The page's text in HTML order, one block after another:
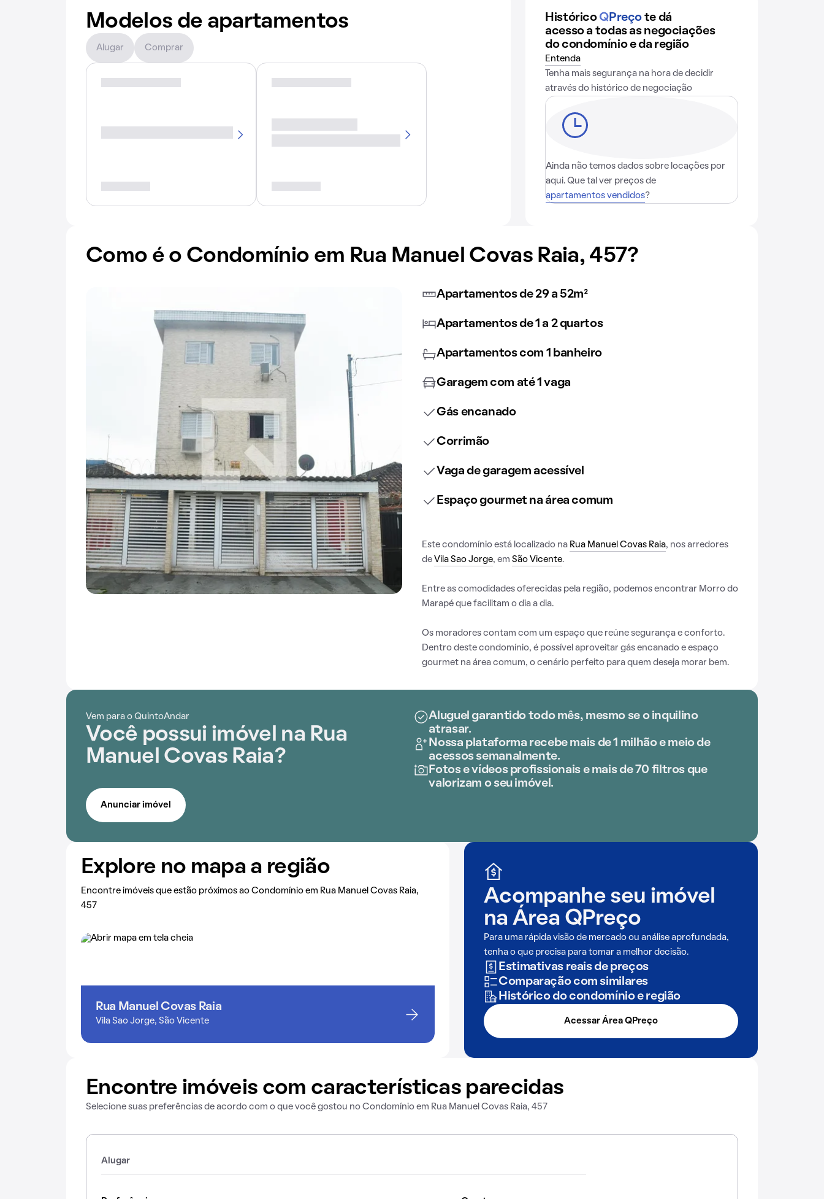
Modelos de apartamentos
Alugar Comprar
Histórico QPreço te dá
acesso a todas as negociações
do condomínio e da região
Entenda
Tenha mais segurança na hora de decidir
através do histórico de negociação
Ainda não temos dados sobre locações por
aqui. Que tal ver preços de
apartamentos vendidos?
Como é o Condomínio em Rua Manuel Covas Raia, 457?
Apartamentos de 29 a 52m²
Apartamentos de 1 a 2 quartos
Apartamentos com 1 banheiro
Garagem com até 1 vaga
Gás encanado
Corrimão
Vaga de garagem acessível
Espaço gourmet na área comum
Este condomínio está localizado na Rua Manuel Covas Raia, nos arredores
de Vila Sao Jorge, em São Vicente.
Entre as comodidades oferecidas pela região, podemos encontrar Morro do
Marapé que facilitam o dia a dia.
Os moradores contam com um espaço que reúne segurança e conforto.
Dentro deste condomínio, é possível aproveitar gás encanado e espaço
gourmet na área comum, o cenário perfeito para quem deseja morar bem.
Vem para o QuintoAndar
Você possui imóvel na Rua
Manuel Covas Raia?
Aluguel garantido todo mês, mesmo se o inquilino
atrasar.
Nossa plataforma recebe mais de 1 milhão e meio de
acessos semanalmente.
Fotos e vídeos profissionais e mais de 70 filtros que
valorizam o seu imóvel.
Anunciar imóvel
Explore no mapa a região
Encontre imóveis que estão próximos ao Condomínio em Rua Manuel Covas Raia,
457
Rua Manuel Covas Raia
Vila Sao Jorge, São Vicente
Acompanhe seu imóvel
naÁrea QPreço
Para uma rápida visão de mercado ou análise aprofundada,
tenha o que precisa para tomar a melhor decisão.
Estimativas reais de preços
Comparação com similares
Histórico do condomínio e região
Acessar Área QPreço
Encontre imóveis com características parecidas
Selecione suas preferências de acordo com o que você gostou no Condomínio em Rua Manuel Covas Raia, 457
Alugar